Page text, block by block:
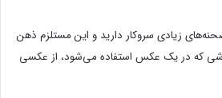
زیادی سروکار دارید و این مستلزم ذهن
که در یک عکس استفاده می‌شود، از عکسی